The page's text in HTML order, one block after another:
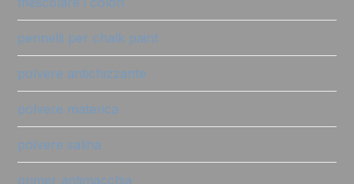
pennelli per chalk paint
polvere antichizzante
polvere materica
polvere salina
primer antimacchia